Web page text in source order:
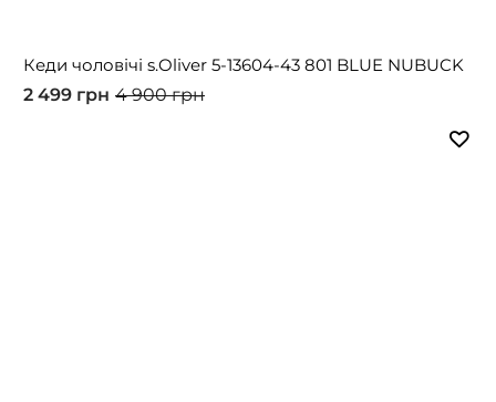
Кеди чоловічі s.Oliver 5-13604-43 801 BLUE NUBUCK
2 499 грн 4 900 грн